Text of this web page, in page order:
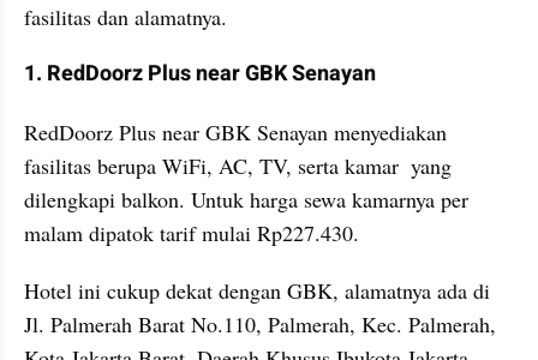
fasilitas dan alamatnya.
1. RedDoorz Plus near GBK Senayan
RedDoorz Plus near GBK Senayan menyediakan
fasilitas berupa WiFi, AC, TV, serta kamar  yang
dilengkapi balkon. Untuk harga sewa kamarnya per
malam dipatok tarif mulai Rp227.430.
Hotel ini cukup dekat dengan GBK, alamatnya ada di
Jl. Palmerah Barat No.110, Palmerah, Kec. Palmerah,